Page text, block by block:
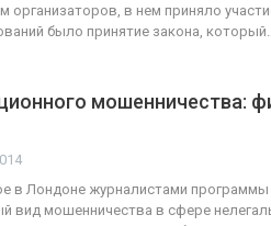
в нем приняло
было принятие закона, который…
мошенничества:
в Лондоне журналистами
вид мошенничества в сфере